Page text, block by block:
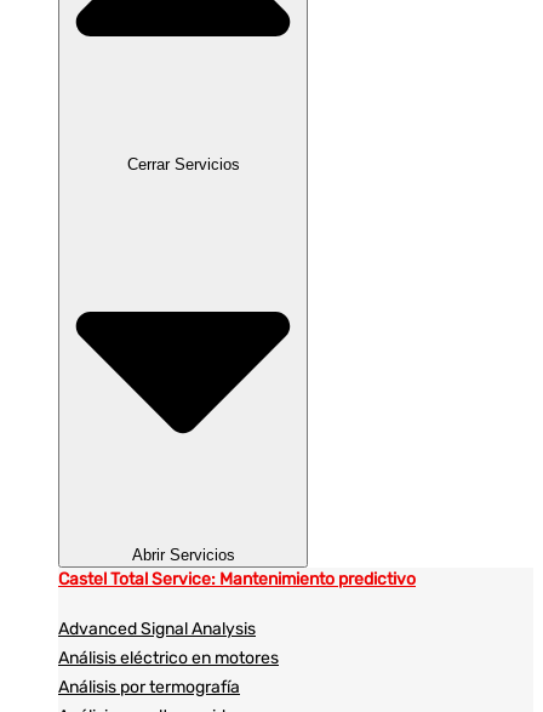
Cerrar Servicios
Abrir Servicios
Castel Total Service: Mantenimiento predictivo
Advanced Signal Analysis
Análisis eléctrico en motores
Análisis por termografía